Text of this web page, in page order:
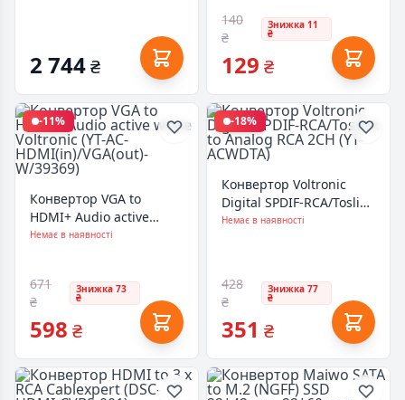
2 744₴
140
₴
Знижка 11
₴
129 ₴
-11%
Конвертор VGA to
HDMI+ Audio active
white Voltronic (YT-AC-
Немає в наявності
671
₴
Знижка 73
₴
598 ₴
-18%
Конвертор Voltronic
Digital SPDIF-RCA/Toslink
to Analog RCA 2CH (YT-
Немає в наявності
428
₴
Знижка 77
₴
351 ₴